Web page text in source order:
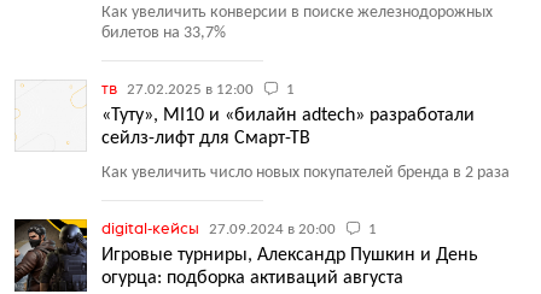
Как увеличить конверсии в поиске железнодорожных
билетов на 33,7%
тв 27.02.2025 в 12:00 1
«Туту», MI10 и «билайн adtech» разработали
сейлз-лифт для Смарт-ТВ
Как увеличить число новых покупателей бренда в 2 раза
digital-кейсы 27.09.2024 в 20:00 1
Игровые турниры, Александр Пушкин и День
огурца: подборка активаций августа